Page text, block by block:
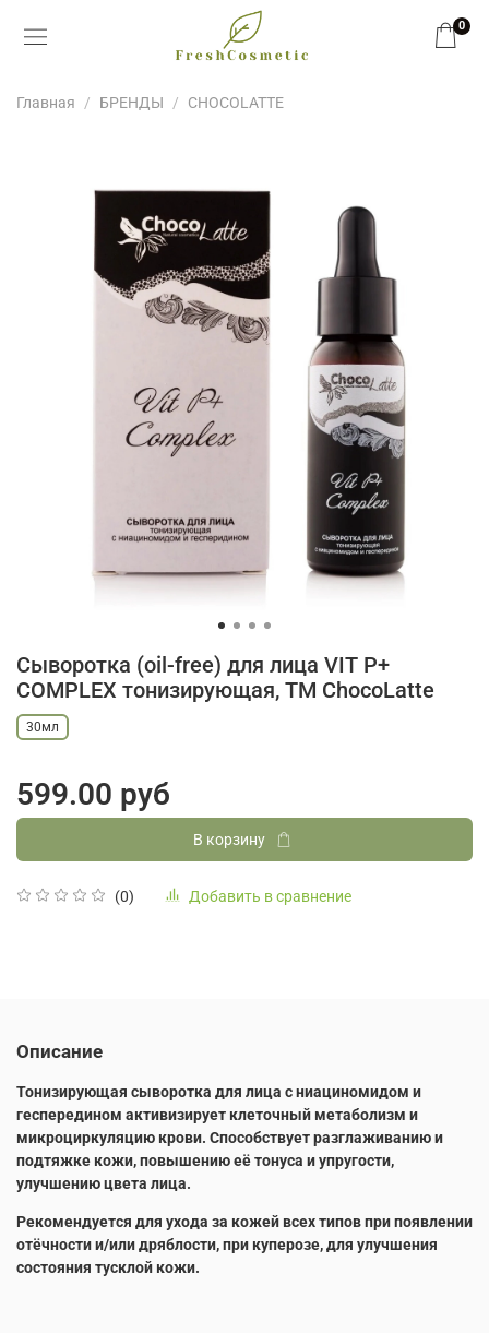
0
Главная БРЕНДЫ CHOCOLATTE
Сыворотка (oil-free) для лица VIT P+
COMPLEX тонизирующая, TM ChocoLatte
(0) Добавить в сравнение
30мл
599.00 руб
В корзину
Описание
Тонизирующая сыворотка для лица с ниациномидом и
геспередином активизирует клеточный метаболизм и
микроциркуляцию крови. Способствует разглаживанию и
подтяжке кожи, повышению её тонуса и упругости,
улучшению цвета лица.
Рекомендуется для ухода за кожей всех типов при появлении
отёчности и/или дряблости, при куперозе, для улучшения
состояния тусклой кожи.